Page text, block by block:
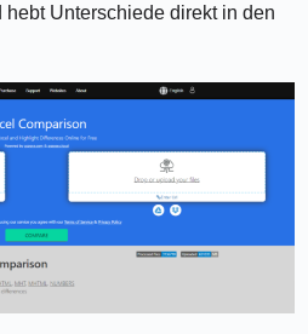
Unterschiede direkt in den